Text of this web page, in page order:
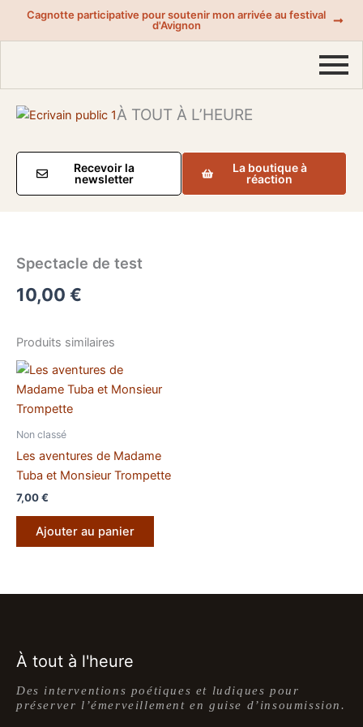
Cagnotte participative pour soutenir mon arrivée au festival
d'Avignon
À TOUT À L’HEURE
La boutique à
réaction
Recevoir la
newsletter
Spectacle de test
10,00 €
Produits similaires
Non classé
Les aventures de Madame
Tuba et Monsieur Trompette
7,00€
Ajouter au panier
À tout à l'heure
Des interventions poétiques et ludiques pour
préserver l’émerveillement en guise d’insoumission.